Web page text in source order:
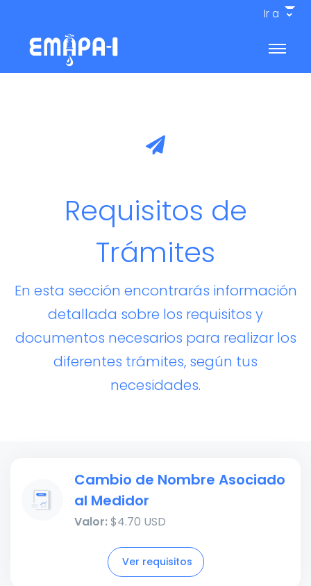
Ir a
Requisitos de
Trámites
En esta sección encontrarás información
detallada sobre los requisitos y
documentos necesarios para realizar los
diferentes trámites, según tus
necesidades.
Cambio de Nombre Asociado
al Medidor
Valor:$4.70 USD
Ver requisitos